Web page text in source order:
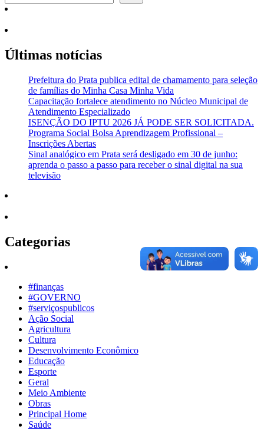
Últimas notícias
Prefeitura do Prata publica edital de chamamento para seleção
de famílias do Minha Casa Minha Vida
Capacitação fortalece atendimento no Núcleo Municipal de
Atendimento Especializado
ISENÇÃO DO IPTU 2026 JÁ PODE SER SOLICITADA.
Programa Social Bolsa Aprendizagem Profissional –
Inscrições Abertas
Sinal analógico em Prata será desligado em 30 de junho:
aprenda o passo a passo para receber o sinal digital na sua
televisão
Categorias
#finanças
#GOVERNO
#serviçospublicos
Ação Social
Agricultura
Cultura
Desenvolvimento Econômico
Educação
Esporte
Geral
Meio Ambiente
Obras
Principal Home
Saúde